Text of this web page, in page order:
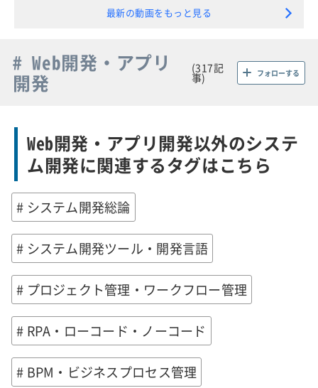
最新の動画をもっと見る
# Web開発・アプリ
開発
(317記
事) フォローする
Web開発・アプリ開発以外のシステ
ム開発に関連するタグはこちら
# システム開発総論
# システム開発ツール・開発言語
# プロジェクト管理・ワークフロー管理
# RPA・ローコード・ノーコード
# BPM・ビジネスプロセス管理